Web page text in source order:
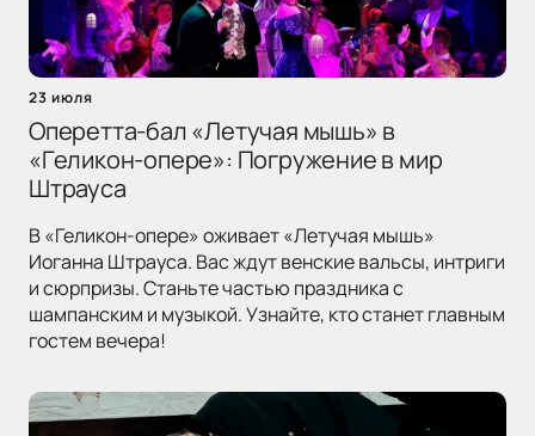
23 июля
Оперетта-бал «Летучая мышь» в
«Геликон-опере»: Погружение в мир
Штрауса
В «Геликон-опере» оживает «Летучая мышь»
Иоганна Штрауса. Вас ждут венские вальсы, интриги
и сюрпризы. Станьте частью праздника с
шампанским и музыкой. Узнайте, кто станет главным
гостем вечера!